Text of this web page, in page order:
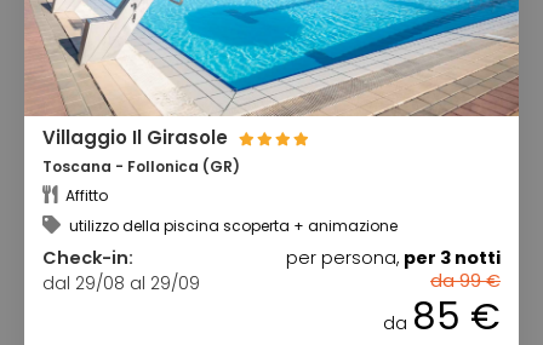
Villaggio Il Girasole
Toscana - Follonica (GR)
Affitto
utilizzo della piscina scoperta + animazione
Check-in:
dal 29/08 al 29/09
per persona, per 3 notti
da 99 €
da 85 €